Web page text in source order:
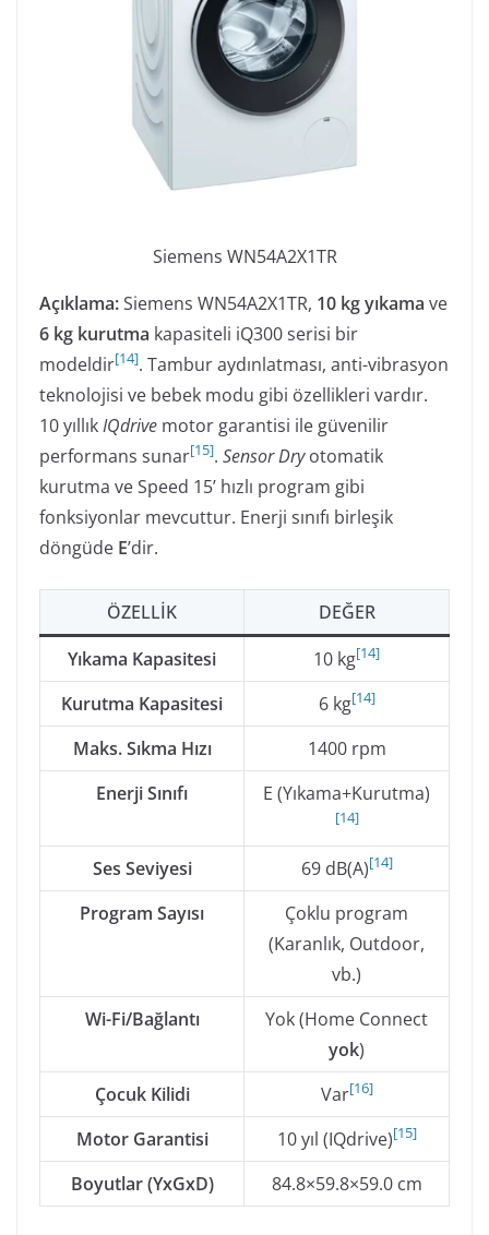
Siemens WN54A2X1TR
Açıklama:Siemens WN54A2X1TR, 10 kg yıkama ve
6 kg kurutma kapasiteli iQ300 serisi bir
modeldir[14]. Tambur aydınlatması, anti-vibrasyon
teknolojisi ve bebek modu gibi özellikleri vardır.
10 yıllıkIQdrive motor garantisi ile güvenilir
performans sunar[15]. Sensor Dryotomatik
kurutma ve Speed 15’ hızlı program gibi
fonksiyonlar mevcuttur. Enerji sınıfı birleşik
döngüde E’dir.
ÖZELLIK
DEĞER
Yıkama Kapasitesi
10 kg[14]
Kurutma Kapasitesi 6 kg[14]
Maks. Sıkma Hızı
1400 rpm
Enerji Sınıfı
E (Yıkama+Kurutma)
[14]
Ses Seviyesi 69 dB(A)[14]
Program Sayısı
Çoklu program
(Karanlık, Outdoor,
vb.)
Wi-Fi/Bağlantı
Yok (Home Connect
yok)
Çocuk Kilidi
Var[16]
Motor Garantisi 10 yıl (IQdrive)[15]
Boyutlar (YxGxD) 84.8×59.8×59.0 cm